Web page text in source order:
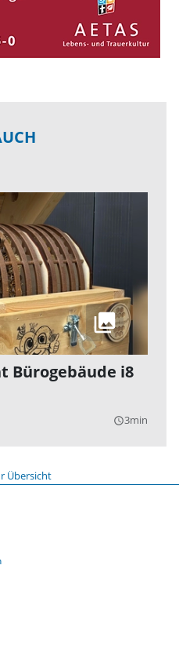
Bürogebäude i8
query_builder3min
Übersicht